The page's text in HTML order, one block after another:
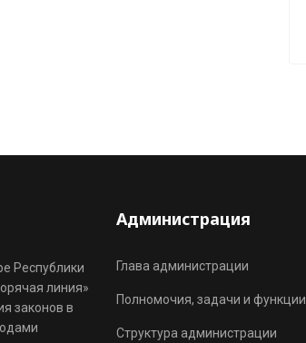
Республики
линия»
законов в
Администрация
Глава администрации
Полномочия, задачи и функции
Структура администрации